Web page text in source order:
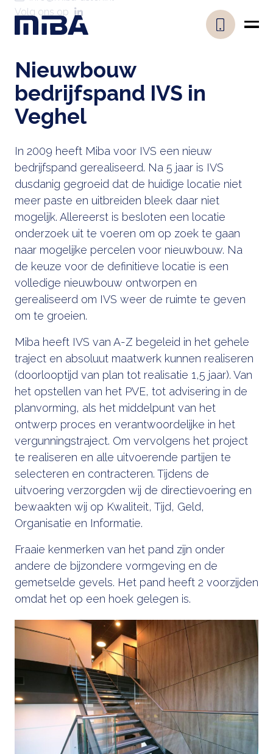
Volg ons op
Nieuwbouw
bedrijfspand IVS in
Veghel
In 2009 heeft Miba voor IVS een nieuw
bedrijfspand gerealiseerd. Na 5 jaar is IVS
dusdanig gegroeid dat de huidige locatie niet
meer paste en uitbreiden bleek daar niet
mogelijk. Allereerst is besloten een locatie
onderzoek uit te voeren om op zoek te gaan
naar mogelijke percelen voor nieuwbouw. Na
de keuze voor de definitieve locatie is een
volledige nieuwbouw ontworpen en
gerealiseerd om IVS weer de ruimte te geven
om te groeien.
Miba heeft IVS van A-Z begeleid in het gehele
traject en absoluut maatwerk kunnen realiseren
(doorlooptijd van plan tot realisatie 1,5 jaar). Van
het opstellen van het PVE, tot advisering in de
planvorming, als het middelpunt van het
ontwerp proces en verantwoordelijke in het
vergunningstraject. Om vervolgens het project
te realiseren en alle uitvoerende partijen te
selecteren en contracteren. Tijdens de
uitvoering verzorgden wij de directievoering en
bewaakten wij op Kwaliteit, Tijd, Geld,
Organisatie en Informatie.
Fraaie kenmerken van het pand zijn onder
andere de bijzondere vormgeving en de
gemetselde gevels. Het pand heeft 2 voorzijden
omdat het op een hoek gelegen is.